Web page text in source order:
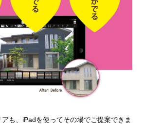
も、iPadを使ってその場でご提案できま